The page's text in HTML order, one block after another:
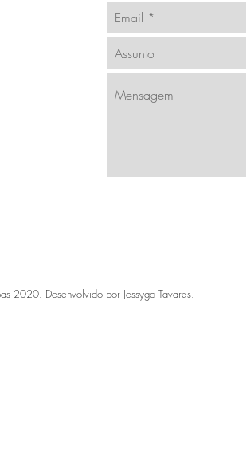
2020. Desenvolvido por Jessyga Tavares.